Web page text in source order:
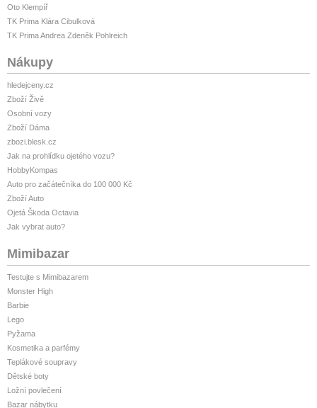
Ne
Ano
Ne
Ne
Ano
od 10 900 Kč
od 11 590 Kč
Produkt
Zobrazit produkt
Zobrazit produkt
Zobrazit produkt
✕
Porovnání modelů
Funkce
Flex 11 kW
Flex Pro 11 kW
Flex Ultra 11 kW
Proudová ochrana B
Ano
Ano
Ano
Oto Klempíř
TK Prima Klára Cibulková
TK Prima Andrea Zdeněk Pohlreich
Nákupy
hledejceny.cz
Zboží Živě
Osobní vozy
Zboží Dáma
zbozi.blesk.cz
Jak na prohlídku ojetého vozu?
HobbyKompas
Auto pro začátečníka do 100 000 Kč
Zboží Auto
Ojetá Škoda Octavia
Jak vybrat auto?
Mimibazar
Testujte s Mimibazarem
Monster High
Barbie
Lego
Pyžama
Kosmetika a parfémy
Teplákové soupravy
Dětské boty
Ložní povlečení
Bazar nábytku